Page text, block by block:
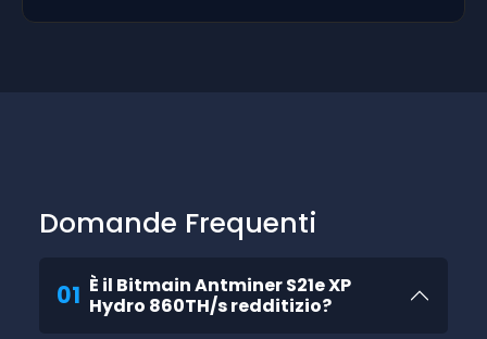
Domande Frequenti
01 È il Bitmain Antminer S21e XP
Hydro 860TH/s redditizio?